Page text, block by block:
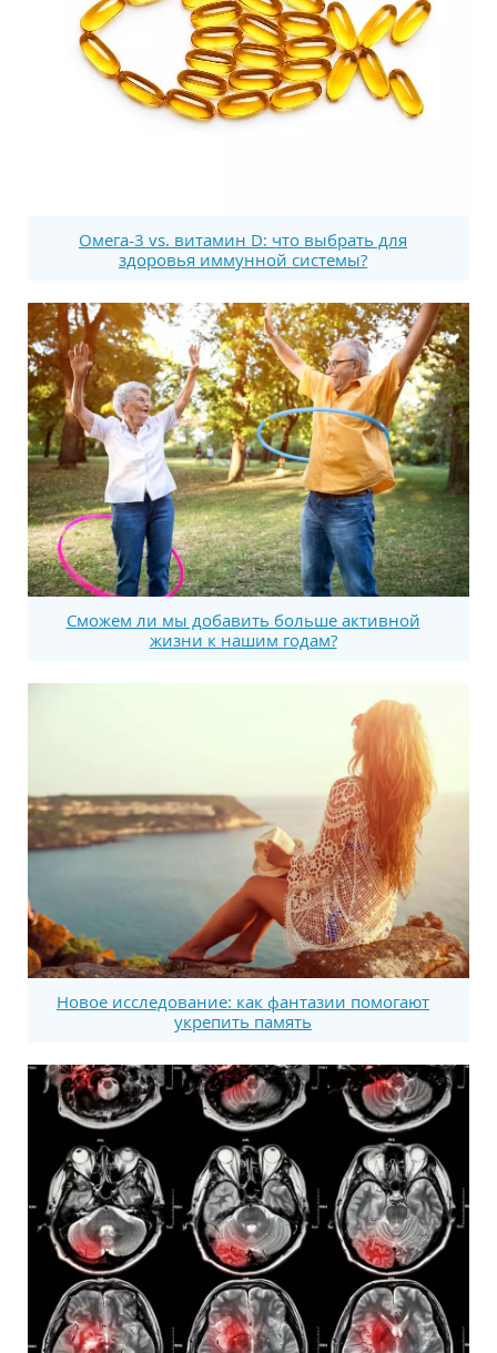
Омега-3 vs. витамин D: что выбрать для
здоровья иммунной системы?
Сможем ли мы добавить больше активной
жизни к нашим годам?
Новое исследование: как фантазии помогают
укрепить память